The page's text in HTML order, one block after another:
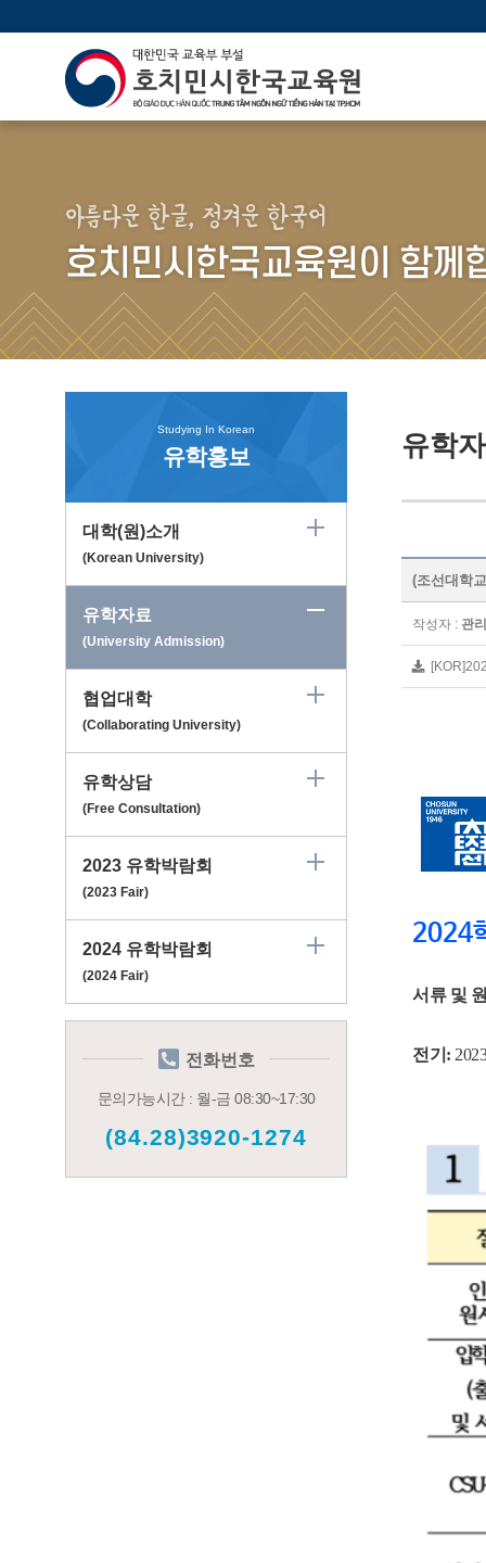
아름다운 한글, 정겨운 한국어
호치민시한국교육원이 함께
Studying In Korean
유학홍보
대학(원)소개
(Korean University)
유학자료
(University Admission)
협업대학
(Collaborating University)
유학상담
(Free Consultation)
2023 유학박람회
(2023 Fair)
2024 유학박람회
(2024 Fair)
전화번호
문의가능시간 : 월-금 08:30~17:30
(84.28)3920-1274
유학
(조선대학
작성자 : 관
2024
서류 및
전기: